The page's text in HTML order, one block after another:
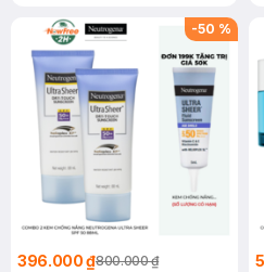
-50 %
396.000 ₫800.000 ₫